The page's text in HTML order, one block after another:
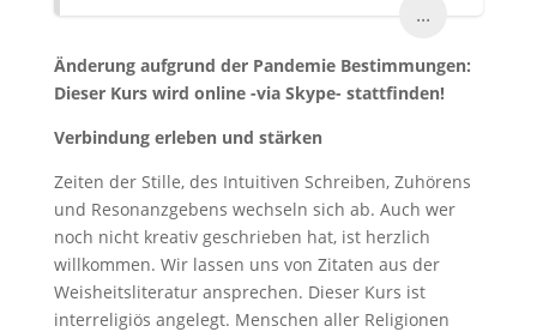
...
Änderung aufgrund der Pandemie Bestimmungen:
Dieser Kurs wird online -via Skype- stattfinden!
Verbindung erleben und stärken
Zeiten der Stille, des Intuitiven Schreiben, Zuhörens
und Resonanzgebens wechseln sich ab. Auch wer
noch nicht kreativ geschrieben hat, ist herzlich
willkommen. Wir lassen uns von Zitaten aus der
Weisheitsliteratur ansprechen. Dieser Kurs ist
interreligiös angelegt. Menschen aller Religionen